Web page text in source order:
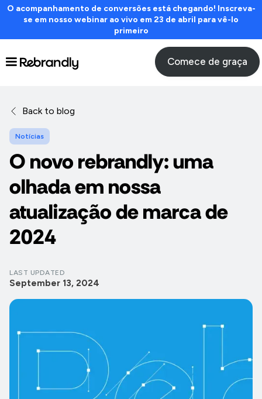
O acompanhamento de conversões está chegando! Inscreva-
se em nosso webinar ao vivo em 23 de abril para vê-lo
primeiro
Comece de graça
Back to blog
Notícias
O novo rebrandly: uma
olhada em nossa
atualização de marca de
2024
LAST UPDATED
September 13, 2024